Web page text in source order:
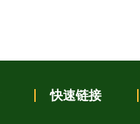
快速链接